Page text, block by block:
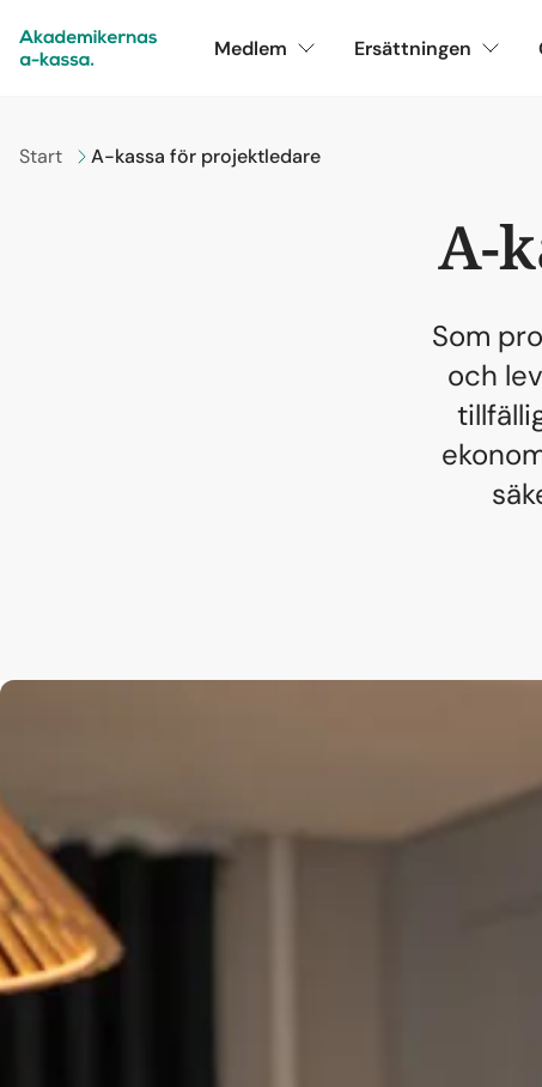
Medlem Ersättningen
Gå till
Start A-kassa för projektledare
A-
Som
och